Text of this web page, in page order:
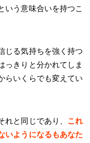
いう意味合いを持つこ
じる気持ちを強く持つ
っきりと分かれてしま
らいくらでも変えてい
れと同じであり、 これ
いようになるもあなた